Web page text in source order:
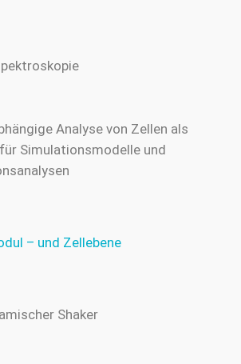
Analyse von Zellen als
Simulationsmodelle und
– und Zellebene
Shaker